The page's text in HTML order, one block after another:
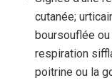
cutanée;
boursouflée
respiration
poitrine ou la